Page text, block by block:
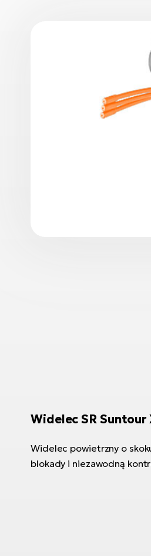
Widelec SR Suntour
Widelec powietrzny o
blokady i niezawodną